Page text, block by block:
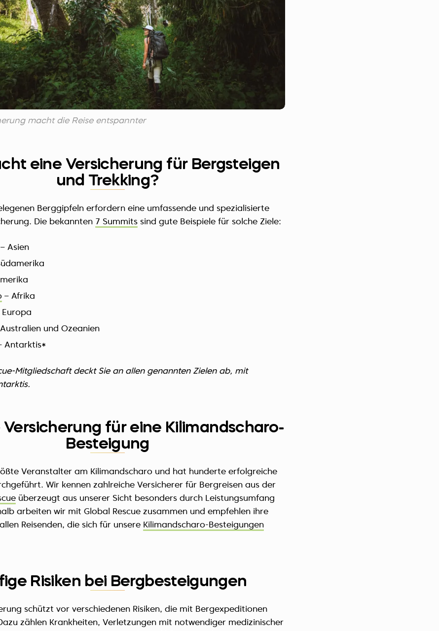
macht die Reise entspannter
eine Versicherung für Bergsteigen
und Trekking?
Berggipfeln erfordern eine umfassende und spezialisierte
Die bekannten 7 Summits sind gute Beispiele für solche Ziele:
– Asien
– Afrika
Europa
und Ozeanien
Antarktis*
Mitgliedschaft deckt Sie an allen genannten Zielen ab, mit
Versicherung für eine Kilimandscharo-
Besteigung
Veranstalter am Kilimandscharo und hat hunderte erfolgreiche
Wir kennen zahlreiche Versicherer für Bergreisen aus der
überzeugt aus unserer Sicht besonders durch Leistungsumfang
arbeiten wir mit Global Rescue zusammen und empfehlen ihre
Reisenden, die sich für unsere Kilimandscharo-Besteigungen
Risiken bei Bergbesteigungen
schützt vor verschiedenen Risiken, die mit Bergexpeditionen
zählen Krankheiten, Verletzungen mit notwendiger medizinischer